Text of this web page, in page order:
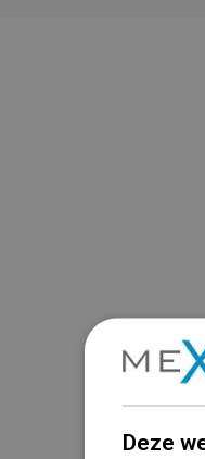
Deze